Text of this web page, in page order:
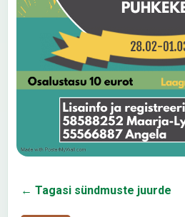
← Tagasi sündmuste juurde